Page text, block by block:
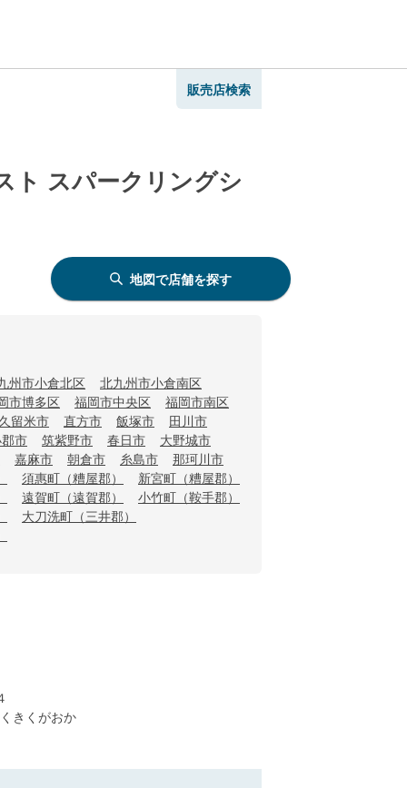
販売店検索
ト スパークリングシ
地図で店舗を探す
州市小倉北区
北九州市小倉南区
市博多区 福岡市中央区
福岡市南区
久留米市 直方市 飯塚市
田川市
市 筑紫野市 春日市
大野城市
嘉麻市 朝倉市 糸島市
那珂川市
須惠町（糟屋郡）
新宮町（糟屋郡）
遠賀町（遠賀郡）
小竹町（鞍手郡）
大刀洗町（三井郡）
きくがおか